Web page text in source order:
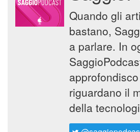
Quando gli
bastano,
a parlare. In
riguardano il
della